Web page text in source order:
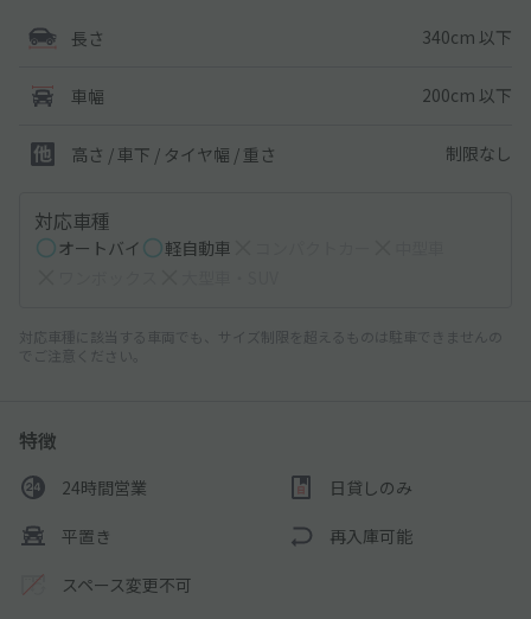
長さ 340cm 以下
車幅 200cm 以下
高さ / 車下 / タイヤ幅 / 重さ 制限なし
対応車種
オートバイ 軽自動車
対応車種に該当する車両でも、サイズ制限を超えるものは駐車できませんの
でご注意ください。
特徴
24時間営業 日貸しのみ
平置き 再入庫可能
スペース変更不可